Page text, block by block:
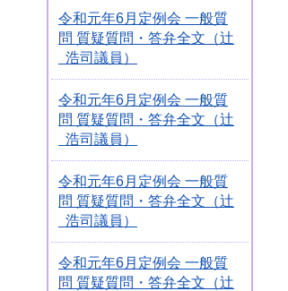
令和元年6月定例会 一般質
問 質疑質問・答弁全文（辻
浩司議員）
令和元年6月定例会 一般質
問 質疑質問・答弁全文（辻
浩司議員）
令和元年6月定例会 一般質
問 質疑質問・答弁全文（辻
浩司議員）
令和元年6月定例会 一般質
問 質疑質問・答弁全文（辻